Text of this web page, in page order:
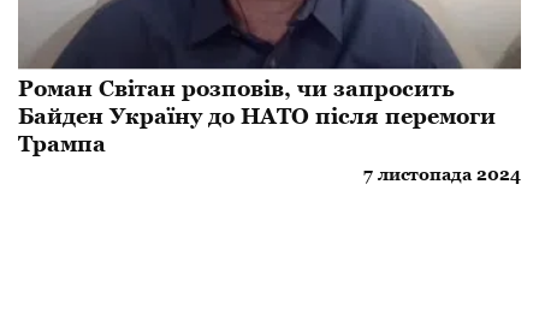
Роман Світан розповів, чи запросить
Байден Україну до НАТО після перемоги
Трампа
7 листопада 2024